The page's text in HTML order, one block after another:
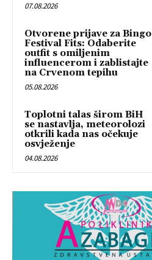
07.08.2026
Otvorene prijave za Bingo
Festival Fits: Odaberite
outfit s omiljenim
influencerom i zablistajte
na Crvenom tepihu
05.08.2026
Toplotni talas širom BiH
se nastavlja, meteorolozi
otkrili kada nas očekuje
osvježenje
04.08.2026